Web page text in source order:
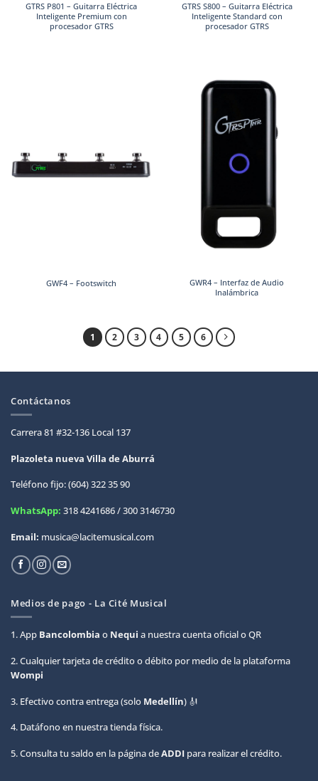
GTRS P801 – Guitarra Eléctrica
Inteligente Premium con
procesador GTRS
GTRS S800 – Guitarra Eléctrica
Inteligente Standard con
procesador GTRS
GWF4 – Footswitch
GWR4 – Interfaz de Audio
Inalámbrica
1 2 3 4 5 6
Contáctanos
Carrera 81 #32-136 Local 137
Plazoleta nueva Villa deAburrá
Teléfono fijo: (604) 322 35 90
WhatsApp: 318 4241686 / 300 3146730
Email: musica@lacitemusical.com
Medios de pago - La Cité Musical
1. App Bancolombia o Nequi a nuestra cuenta oficial o QR
2. Cualquier tarjeta de crédito o débito por medio de la plataforma
Wompi
3. Efectivo contra entrega (solo Medellín) 🎻
4. Datáfono en nuestra tienda física.
5. Consulta tu saldo en la página deADDI para realizar el crédito.